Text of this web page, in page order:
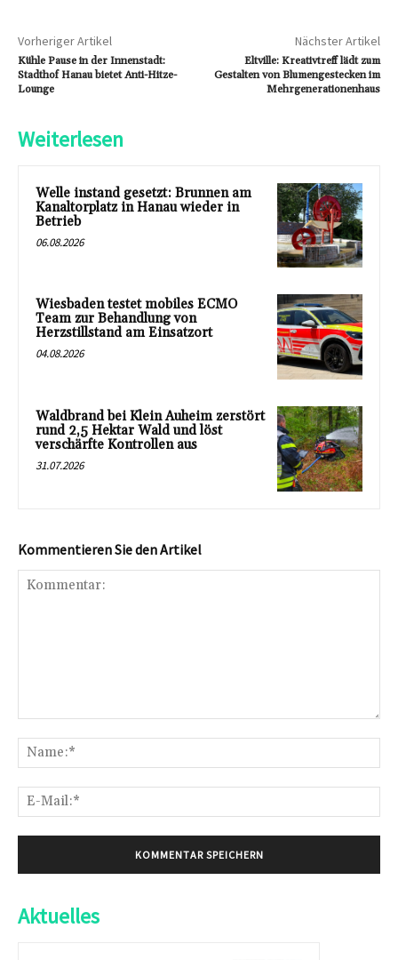
Vorheriger Artikel
Kühle Pause in der Innenstadt:
Stadthof Hanau bietet Anti-Hitze-
Lounge
Nächster Artikel
Eltville: Kreativtreff lädt zum
Gestalten von Blumengestecken im
Mehrgenerationenhaus
Weiterlesen
Welle instand gesetzt: Brunnen am
Kanaltorplatz in Hanau wieder in
Betrieb
06.08.2026
Wiesbaden testet mobiles ECMO
Team zur Behandlung von
Herzstillstand am Einsatzort
04.08.2026
Waldbrand bei Klein Auheim zerstört
rund 2,5 Hektar Wald und löst
verschärfte Kontrollen aus
31.07.2026
Kommentieren Sie den Artikel
Aktuelles